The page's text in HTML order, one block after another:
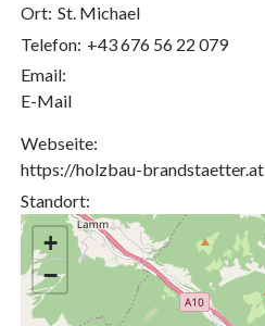
Ort: St. Michael
Telefon: +43 676 56 22 079
Email:
E-Mail
Webseite:
https://holzbau-brandstaetter.at
Standort:
+
−